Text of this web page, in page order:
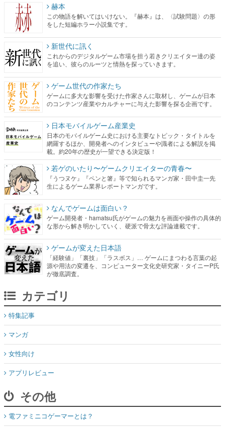
赫本
この物語を解いてはいけない。『赫本』は、〈試験問題〉の形
をした短編ホラー小説集です。
新世代に訊く
これからのデジタルゲーム市場を担う若きクリエイター達の姿
を追い、彼らのルーツと情熱を探っていきます。
ゲーム世代の作家たち
ゲームに多大な影響を受けた作家さんに取材し、ゲームが日本
のコンテンツ産業やカルチャーに与えた影響を探る企画です。
日本モバイルゲーム産業史
日本のモバイルゲーム史における主要なトピック・タイトルを
網羅するほか、開発者へのインタビューや識者による解説を掲
載。約20年の歴史が一望できる決定版！
若ゲのいたり〜ゲームクリエイターの青春〜
『うつヌケ』『ペンと箸』等で知られるマンガ家・田中圭一先
生によるゲーム業界レポートマンガです。
なんでゲームは面白い？
ゲーム開発者・hamatsu氏がゲームの魅力を画面や操作の具体的
な形から解き明かしていく、硬派で骨太な評論連載です。
ゲームが変えた日本語
「経験値」「裏技」「ラスボス」… ゲームにまつわる言葉の起
源や用法の変遷を、コンピューター文化史研究家・タイニーP氏
が徹底調査。
カテゴリ
特集記事
マンガ
女性向け
アプリレビュー
その他
電ファミニコゲーマーとは？